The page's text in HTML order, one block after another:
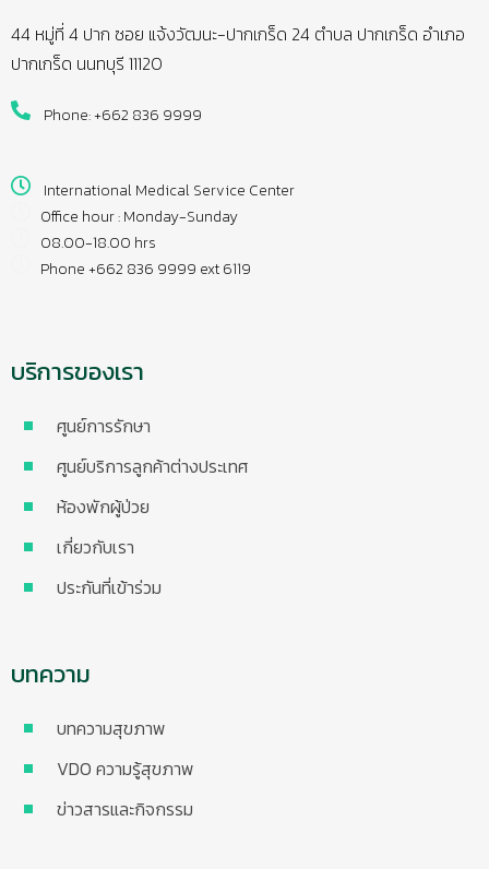
44 หมู่ที่ 4 ปาก ซอย แจ้งวัฒนะ-ปากเกร็ด 24 ตำบล ปากเกร็ด อำเภอ
ปากเกร็ด นนทบุรี 11120
Phone: +662 836 9999
International Medical Service Center
Office hour : Monday-Sunday
08.00-18.00 hrs
Phone +662 836 9999 ext 6119
บริการของเรา
ศูนย์การรักษา
ศูนย์บริการลูกค้าต่างประเทศ
ห้องพักผู้ป่วย
เกี่ยวกับเรา
ประกันที่เข้าร่วม
บทความ
บทความสุขภาพ
VDO ความรู้สุขภาพ
ข่าวสารและกิจกรรม